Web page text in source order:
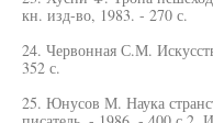
кн. изд-во, 1983. - 270 с.
24. Червонная С.М.
352 с.
25. Юнусов М. Наука